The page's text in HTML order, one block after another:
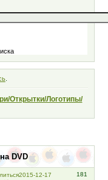
.
Открытки/Логотипы/
DVD
181
2015-12-17